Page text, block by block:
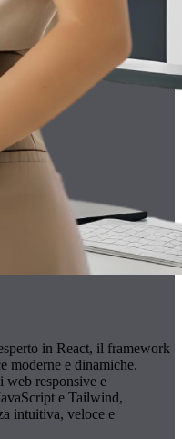
in React, il framework
moderne e dinamiche.
web responsive e
e Tailwind,
intuitiva, veloce e